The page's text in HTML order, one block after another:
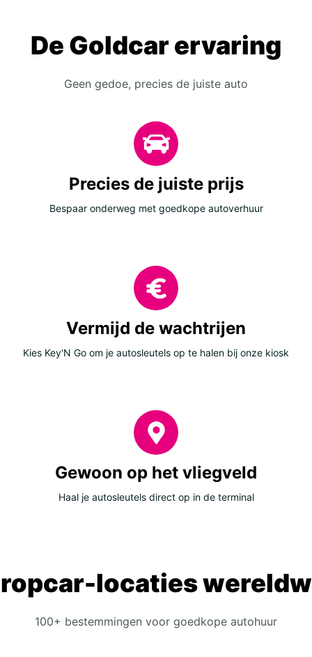
De Goldcar ervaring
Geen gedoe, precies de juiste auto
Precies de juiste prijs
Bespaar onderweg met goedkope autoverhuur
Vermijd de wachtrijen
Kies Key'N Go om je autosleutels op te halen bij onze kiosk
Gewoon op het vliegveld
Haal je autosleutels direct op in de terminal
locaties
100+ bestemmingen voor goedkope autohuur